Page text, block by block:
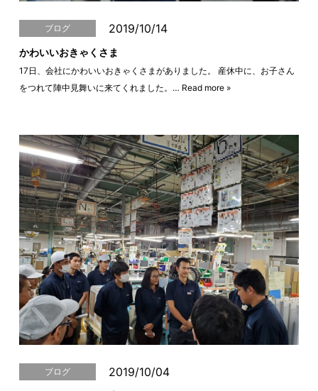
ブログ 2019/10/14
かわいいおきゃくさま
17日、会社にかわいいおきゃくさまがありました。 産休中に、お子さん
をつれて陣中見舞いに来てくれました。… Read more »
ブログ 2019/10/04